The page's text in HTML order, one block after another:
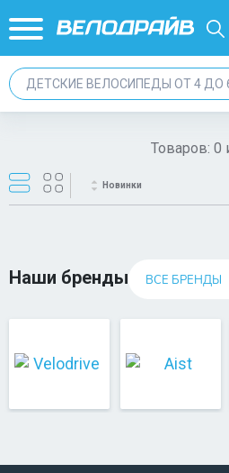
ДЕТСКИЕ ВЕЛОСИПЕДЫ ОТ 4 ДО
Товаров: 0
Новинки
Наши бренды ВСЕ БРЕНДЫ